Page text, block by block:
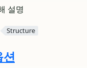
설명
Structure
션